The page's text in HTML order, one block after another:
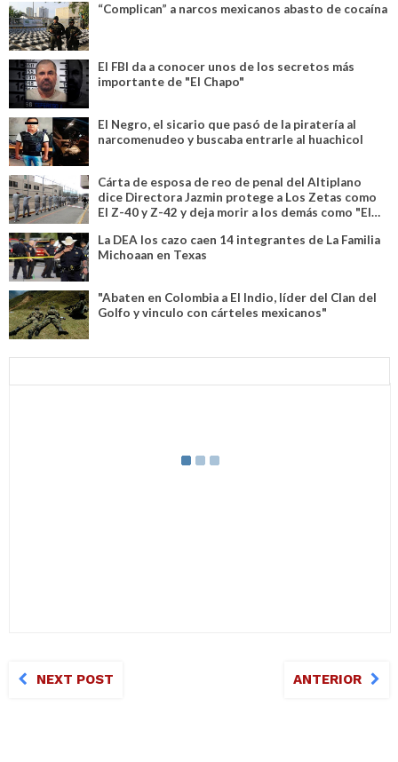
“Complican” a narcos mexicanos abasto de cocaína
El FBI da a conocer unos de los secretos más
importante de "El Chapo"
El Negro, el sicario que pasó de la piratería al
narcomenudeo y buscaba entrarle al huachicol
Cárta de esposa de reo de penal del Altiplano
dice Directora Jazmin protege a Los Zetas como
El Z-40 y Z-42 y deja morir a los demás como "El
La DEA los cazo caen 14 integrantes de La Familia
Michoaan en Texas
"Abaten en Colombia a El Indio, líder del Clan del
Golfo y vinculo con cárteles mexicanos"
NEXT POST ANTERIOR